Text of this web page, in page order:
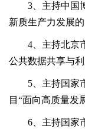
3、主持中国
新质生产力发展
4、主持北京
公共数据共享与
5、主持国家
目“面向高质量发
6、主持国家